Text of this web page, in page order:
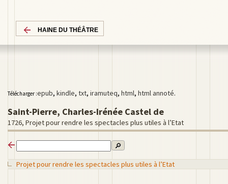
HAINE DU THÉÂTRE
Télécharger :epub, kindle, txt, iramuteq, html, html annoté.
Saint-Pierre, Charles-Irénée Castel de
1726, Projet pour rendre les spectacles plus utiles à l’Etat
🔎
Projet pour rendre les spectacles plus utiles à l’Etat